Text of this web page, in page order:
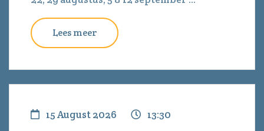
Lees meer
15 August 2026 13:30